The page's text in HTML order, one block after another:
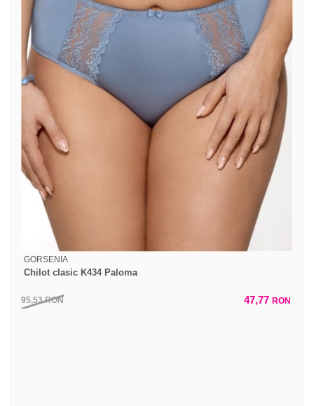
GORSENIA
Chilot clasic K434 Paloma
95,53RON 47,77 RON